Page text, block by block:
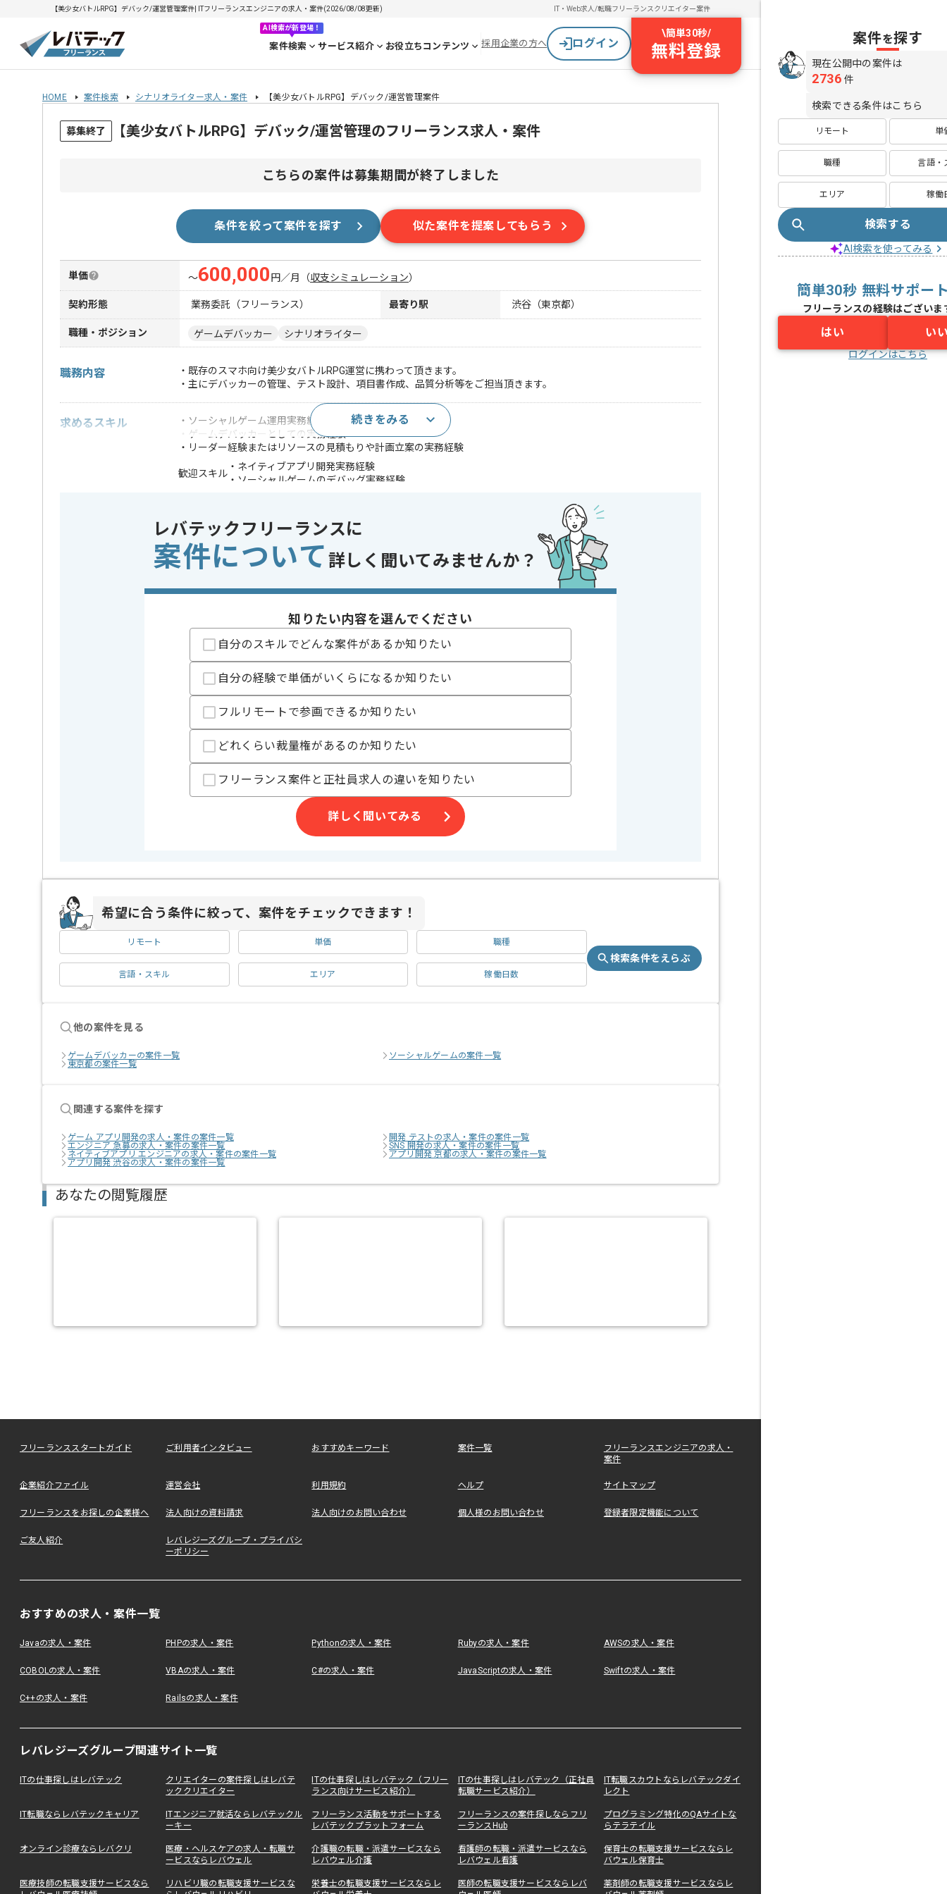
【美少女バトルRPG】デバック/運営管理案件| ITフリーランスエンジニアの求人・案件(2026/08/08更新) IT・Web求人/転職フリーランスクリエイター案件
AI検索が新登場！
案件検索 サービス紹介 お役立ちコンテンツ 採用企業の方へ ログイン
\簡単30秒/
無料登録
HOME 案件検索 シナリオライター求人・案件 【美少女バトルRPG】デバック/運営管理案件
募集終了 【美少女バトルRPG】デバック/運営管理のフリーランス求人・案件
こちらの案件は募集期間が終了しました
条件を絞って案件を探す 似た案件を提案してもらう
単価 〜600,000 円／月 （収支シミュレーション）
契約形態 業務委託（フリーランス） 最寄り駅 渋谷（東京都）
職種・ポジション ゲームデバッカー シナリオライター
職務内容
・既存のスマホ向け美少女バトルRPG運営に携わって頂きます。
・主にデバッカーの管理、テスト設計、項目書作成、品質分析等をご担当頂きます。
求めるスキル
・ソーシャルゲーム運用実務経験
・ゲームデバッカーとしての実務経験
・リーダー経験またはリソースの見積もりや計画立案の実務経験
歓迎スキル
・ネイティブアプリ開発実務経験
・ソーシャルゲームのデバッグ実務経験
この案件のポイント 業界
ソーシャルゲーム
特徴
急募 , BtoC向け
精算条件
有
支払いサイト
15日
ゲーム/SNS等、コミュニティサービス開発にて業界を牽引し、
社内の雰囲気も明るく、交流会や勉強会も頻繁に行われており、
新しいアイディアを積極的に取り組む文化がございます。
また、スペックの高いPCやディスプレイの貸与、
ジュースの飲み放題等、働きやすい環境が整っています。
メンバーと密に対話し、 かなりのスピード感をもって
開発を進めていくため、 周りを巻き込みながらコミュニケーションを図る方に、
続きをみる
レバテックフリーランスに
案件について 詳しく聞いてみませんか？
知りたい内容を選んでください
自分のスキルでどんな案件があるか知りたい
自分の経験で単価がいくらになるか知りたい
フルリモートで参画できるか知りたい
どれくらい裁量権があるのか知りたい
フリーランス案件と正社員求人の違いを知りたい
詳しく聞いてみる
希望に合う条件に絞って、案件をチェックできます！
リモート 単価 職種
言語・スキル エリア 稼働日数
検索条件をえらぶ
他の案件を見る
ゲームデバッカーの案件一覧
ソーシャルゲームの案件一覧
東京都の案件一覧
関連する案件を探す
ゲーム アプリ開発の求人・案件の案件一覧
開発 テストの求人・案件の案件一覧
エンジニア 急募の求人・案件の案件一覧
SNS 開発の求人・案件の案件一覧
ネイティブアプリ エンジニアの求人・案件の案件一覧
アプリ開発 京都の求人・案件の案件一覧
アプリ開発 渋谷の求人・案件の案件一覧
あなたの閲覧履歴
フリーランススタートガイド ご利用者インタビュー おすすめキーワード 案件一覧
フリーランスエンジニアの求人・
案件
企業紹介ファイル 運営会社 利用規約 ヘルプ サイトマップ
フリーランスをお探しの企業様へ 法人向けの資料請求 法人向けのお問い合わせ 個人様のお問い合わせ 登録者限定機能について
ご友人紹介
レバレジーズグループ・プライバシ
ーポリシー
おすすめの求人・案件一覧
Javaの求人・案件 PHPの求人・案件 Pythonの求人・案件 Rubyの求人・案件 AWSの求人・案件
COBOLの求人・案件 VBAの求人・案件 C#の求人・案件 JavaScriptの求人・案件 Swiftの求人・案件
C++の求人・案件 Railsの求人・案件
レバレジーズグループ関連サイト一覧
ITの仕事探しはレバテック
クリエイターの案件探しはレバテ
ッククリエイター
ITの仕事探しはレバテック（フリー
ランス向けサービス紹介）
ITの仕事探しはレバテック（正社員
転職サービス紹介）
IT転職スカウトならレバテックダイ
レクト
IT転職ならレバテックキャリア
ITエンジニア就活ならレバテックル
ーキー
フリーランス活動をサポートする
レバテックプラットフォーム
フリーランスの案件探しならフリ
ーランスHub
プログラミング特化のQAサイトな
らテラテイル
オンライン診療ならレバクリ
医療・ヘルスケアの求人・転職サ
ービスならレバウェル
介護職の転職・派遣サービスなら
レバウェル介護
看護師の転職・派遣サービスなら
レバウェル看護
保育士の転職支援サービスならレ
バウェル保育士
医療技師の転職支援サービスなら
リハビリ職の転職支援サービスな
栄養士の転職支援サービスならレ
医師の転職支援サービスならレバ
薬剤師の転職支援サービスならレ
案件を探す
現在公開中の案件は
2736 件
検索できる条件はこちら
リモート 単
職種 言語・
エリア 稼働
検索する
AI検索を使ってみる
簡単30秒 無料サポー
フリーランスの経験はございま
はい い
ログインはこちら